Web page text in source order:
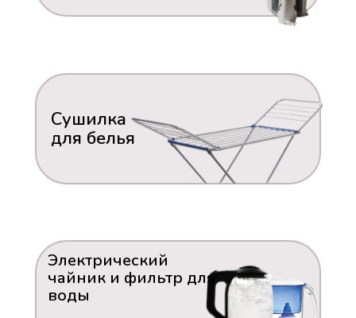
Сушилка
для белья
Электрический
чайник и фильтр для
воды